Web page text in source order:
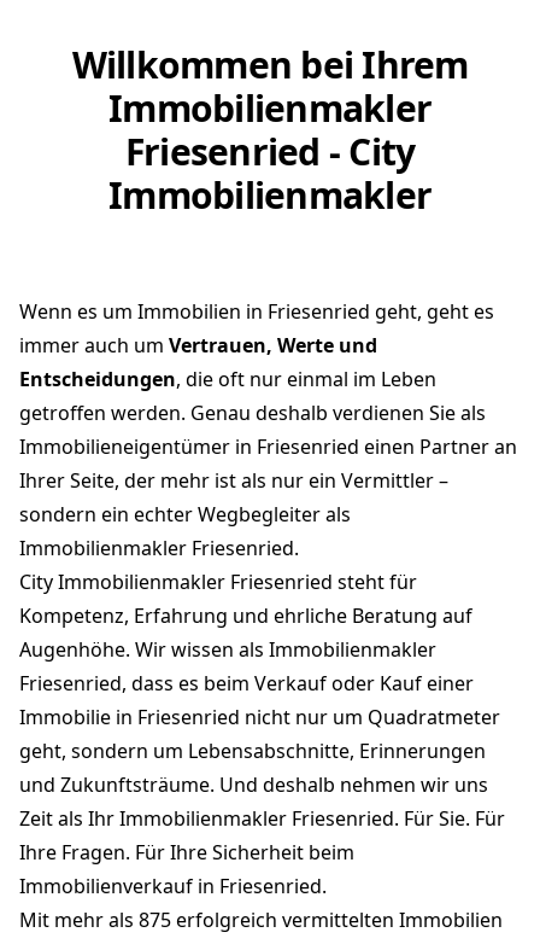
Willkommen bei Ihrem
Immobilienmakler
Friesenried - City
Immobilienmakler
Wenn es um Immobilien in Friesenried geht, geht es
immer auch um Vertrauen, Werte und
Entscheidungen, die oft nur einmal im Leben
getroffen werden. Genau deshalb verdienen Sie als
Immobilieneigentümer in Friesenried einen Partner an
Ihrer Seite, der mehr ist als nur ein Vermittler –
sondern ein echter Wegbegleiter als
Immobilienmakler Friesenried.
City Immobilienmakler Friesenried steht für
Kompetenz, Erfahrung und ehrliche Beratung auf
Augenhöhe. Wir wissen als Immobilienmakler
Friesenried, dass es beim Verkauf oder Kauf einer
Immobilie in Friesenried nicht nur um Quadratmeter
geht, sondern um Lebensabschnitte, Erinnerungen
und Zukunftsträume. Und deshalb nehmen wir uns
Zeit als Ihr Immobilienmakler Friesenried. Für Sie. Für
Ihre Fragen. Für Ihre Sicherheit beim
Immobilienverkauf in Friesenried.
Mit mehr als 875 erfolgreich vermittelten Immobilien